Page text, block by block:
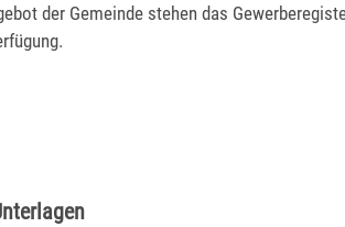
der Gemeinde stehen das